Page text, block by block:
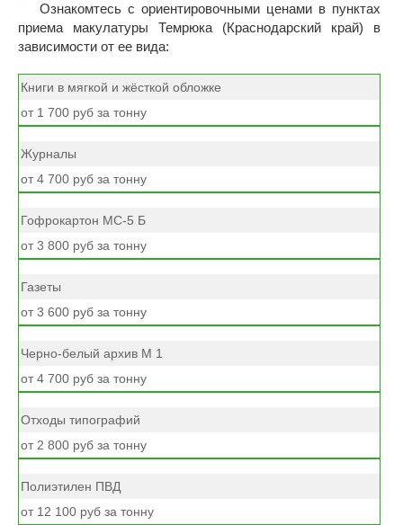
Ознакомтесь с ориентировочными ценами в пунктах
приема макулатуры Темрюка (Краснодарский край) в
зависимости от ее вида:
Книги в мягкой и жёсткой обложке
от 1 700 руб за тонну
Журналы
от 4 700 руб за тонну
Гофрокартон МС-5 Б
от 3 800 руб за тонну
Газеты
от 3 600 руб за тонну
Черно-белый архив М 1
от 4 700 руб за тонну
Отходы типографий
от 2 800 руб за тонну
Полиэтилен ПВД
от 12 100 руб за тонну